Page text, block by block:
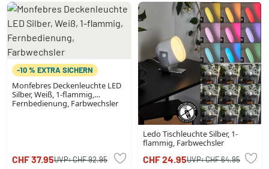
-10 % EXTRA SICHERN
Monfebres Deckenleuchte LED
Silber, Weiß, 1-flammig,
Fernbedienung, Farbwechsler
CHF 37.95UVP:CHF 92.95
Ledo Tischleuchte Silber, 1-
flammig, Farbwechsler
CHF 24.95UVP:CHF 64.95